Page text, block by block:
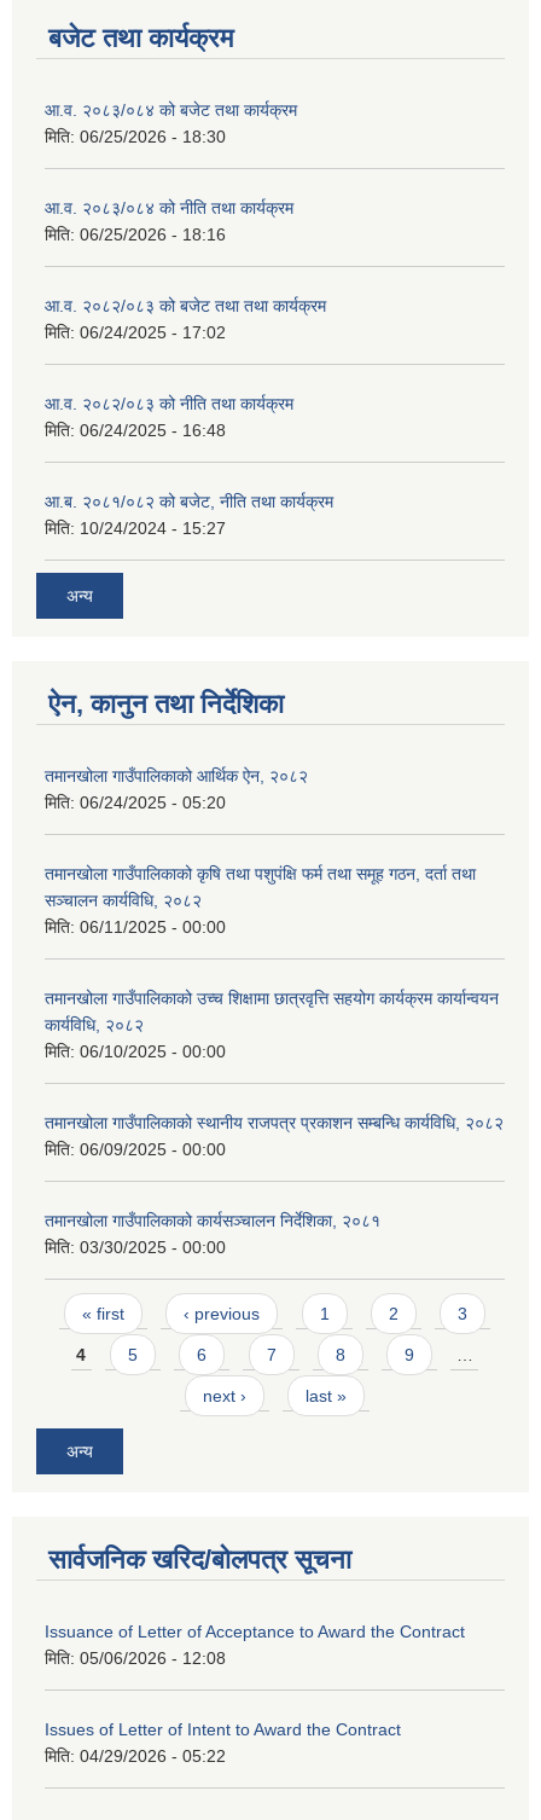
बजेट तथा कार्यक्रम
आ.व. २०८३/०८४ को बजेट तथा कार्यक्रम
मिति: 06/25/2026 - 18:30
आ.व. २०८३/०८४ को नीति तथा कार्यक्रम
मिति: 06/25/2026 - 18:16
आ.व. २०८२/०८३ को बजेट तथा तथा कार्यक्रम
मिति: 06/24/2025 - 17:02
आ.व. २०८२/०८३ को नीति तथा कार्यक्रम
मिति: 06/24/2025 - 16:48
आ.ब. २०८१/०८२ को बजेट, नीति तथा कार्यक्रम
मिति: 10/24/2024 - 15:27
अन्य
ऐन, कानुन तथा निर्देशिका
तमानखोला गाउँपालिकाको आर्थिक ऐन, २०८२
मिति: 06/24/2025 - 05:20
तमानखोला गाउँपालिकाको कृषि तथा पशुपंक्षि फर्म तथा समूह गठन, दर्ता तथा
सञ्चालन कार्यविधि, २०८२
मिति: 06/11/2025 - 00:00
तमानखोला गाउँपालिकाको उच्च शिक्षामा छात्रवृत्ति सहयोग कार्यक्रम कार्यान्वयन
कार्यविधि, २०८२
मिति: 06/10/2025 - 00:00
तमानखोला गाउँपालिकाको स्थानीय राजपत्र प्रकाशन सम्बन्धि कार्यविधि, २०८२
मिति: 06/09/2025 - 00:00
तमानखोला गाउँपालिकाको कार्यसञ्चालन निर्देशिका, २०८१
मिति: 03/30/2025 - 00:00
Pages
« first ‹ previous 1 2 3
4 5 6 7 8 9
next › last »
अन्य
सार्वजनिक खरिद/बोलपत्र सूचना
Issuance of Letter of Acceptance to Award the Contract
मिति: 05/06/2026 - 12:08
Issues of Letter of Intent to Award the Contract
मिति: 04/29/2026 - 05:22